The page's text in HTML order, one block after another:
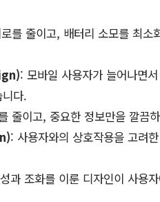
를 줄이고, 배터리 소모를 최소
: 모바일 사용자가 늘어나면
다.
줄이고, 중요한 정보만을 깔끔
: 사용자와의 상호작용을 고려
과 조화를 이룬 디자인이 사용